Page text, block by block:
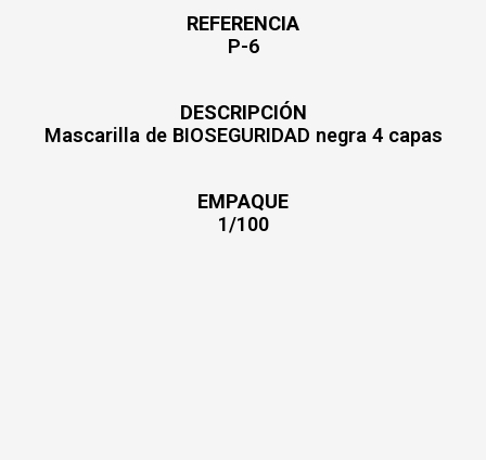
REFERENCIA
P-6
DESCRIPCIÓN
Mascarilla de BIOSEGURIDAD negra 4 capas
EMPAQUE
1/100